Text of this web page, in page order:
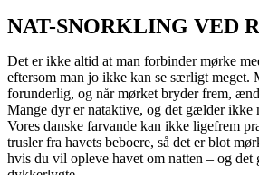
NAT-SNORKLING VED
Det er ikke altid at man forbinder mørke
eftersom man jo ikke kan se særligt meget.
forunderlig, og når mørket bryder frem,
Mange dyr er nataktive, og det gælder ikke
Vores danske farvande kan ikke ligefrem
trusler fra havets beboere, så det er blot
hvis du vil opleve havet om natten – og det